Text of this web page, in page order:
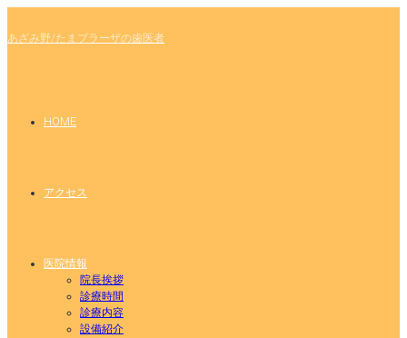
あざみ野/たまプラーザの歯医者
HOME
アクセス
医院情報
院長挨拶
診療時間
診療内容
設備紹介